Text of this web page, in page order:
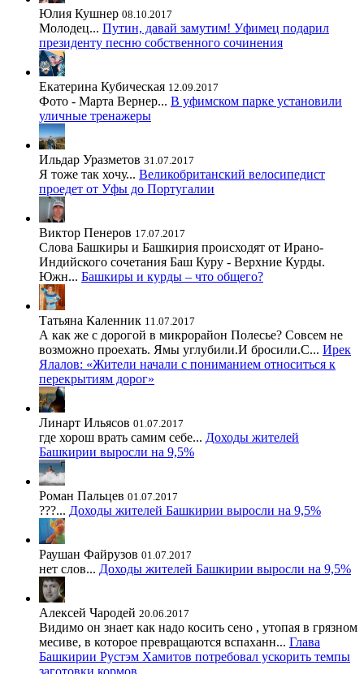
Юлия Кушнер 08.10.2017
Молодец... Путин, давай замутим! Уфимец подарил
президенту песню собственного сочинения
Екатерина Кубическая 12.09.2017
Фото - Марта Вернер... В уфимском парке установили
уличные тренажеры
Ильдар Уразметов 31.07.2017
Я тоже так хочу... Великобританский велосипедист
проедет от Уфы до Португалии
Виктор Пенеров 17.07.2017
Слова Башкиры и Башкирия происходят от Ирано-
Индийского сочетания Баш Куру - Верхние Курды.
Южн... Башкиры и курды – что общего?
Татьяна Каленник 11.07.2017
А как же с дорогой в микрорайон Полесье? Совсем не
возможно проехать. Ямы углубили.И бросили.С... Ирек
Ялалов: «Жители начали с пониманием относиться к
перекрытиям дорог»
Линарт Ильясов 01.07.2017
где хорош врать самим себе... Доходы жителей
Башкирии выросли на 9,5%
Роман Пальцев 01.07.2017
???... Доходы жителей Башкирии выросли на 9,5%
Раушан Файрузов 01.07.2017
нет слов... Доходы жителей Башкирии выросли на 9,5%
Алексей Чародей 20.06.2017
Видимо он знает как надо косить сено , утопая в грязном
месиве, в которое превращаются вспаханн... Глава
Башкирии Рустэм Хамитов потребовал ускорить темпы